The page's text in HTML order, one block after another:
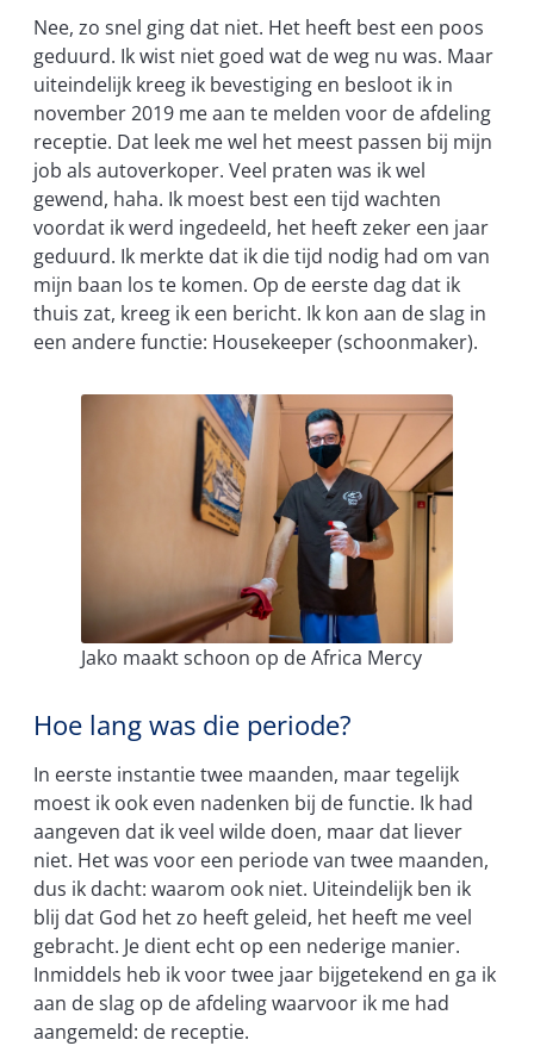
Nee, zo snel ging dat niet. Het heeft best een poos
geduurd. Ik wist niet goed wat de weg nu was. Maar
uiteindelijk kreeg ik bevestiging en besloot ik in
november 2019 me aan te melden voor de afdeling
receptie. Dat leek me wel het meest passen bij mijn
job als autoverkoper. Veel praten was ik wel
gewend, haha. Ik moest best een tijd wachten
voordat ik werd ingedeeld, het heeft zeker een jaar
geduurd. Ik merkte dat ik die tijd nodig had om van
mijn baan los te komen. Op de eerste dag dat ik
thuis zat, kreeg ik een bericht. Ik kon aan de slag in
een andere functie: Housekeeper (schoonmaker).
Jako maakt schoon op de Africa Mercy
Hoe lang was die periode?
In eerste instantie twee maanden, maar tegelijk
moest ik ook even nadenken bij de functie. Ik had
aangeven dat ik veel wilde doen, maar dat liever
niet. Het was voor een periode van twee maanden,
dus ik dacht: waarom ook niet. Uiteindelijk ben ik
blij dat God het zo heeft geleid, het heeft me veel
gebracht. Je dient echt op een nederige manier.
Inmiddels heb ik voor twee jaar bijgetekend en ga ik
aan de slag op de afdeling waarvoor ik me had
aangemeld: de receptie.